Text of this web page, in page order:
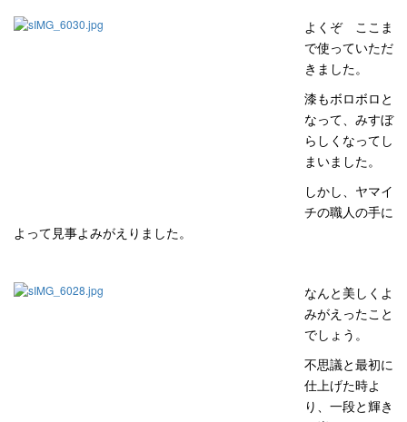
よくぞ ここま
で使っていただ
きました。
漆もボロボロと
なって、みすぼ
らしくなってし
まいました。
しかし、ヤマイ
チの職人の手に
よって見事よみがえりました。
なんと美しくよ
みがえったこと
でしょう。
不思議と最初に
仕上げた時よ
り、一段と輝き